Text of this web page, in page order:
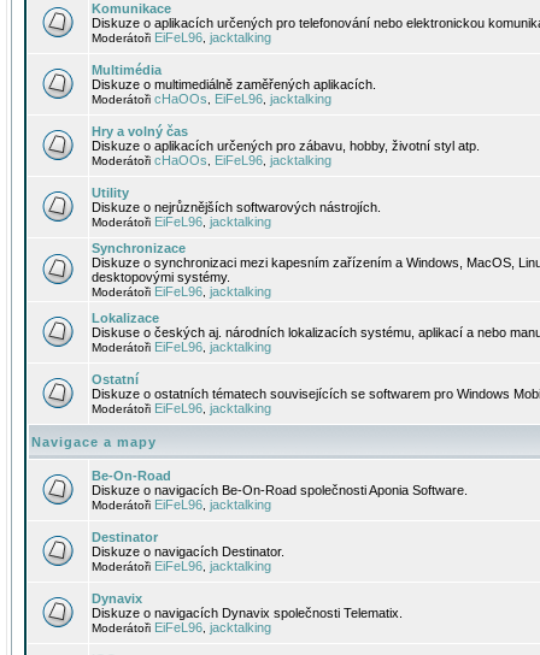
Komunikace
Diskuze o aplikacích určených pro telefonování nebo elektronickou
Moderátoři EiFeL96 jacktalking
Multimédia
Diskuze o multimediálně zaměřených aplikacích.
Moderátoři cHaOOs EiFeL96 jacktalking
Hry a volný čas
Diskuze o aplikacích určených pro zábavu, hobby, životní styl atp.
Moderátoři cHaOOs EiFeL96 jacktalking
Utility
Diskuze o nejrůznějších softwarových nástrojích.
Moderátoři EiFeL96 jacktalking
Synchronizace
Diskuze o synchronizaci mezi kapesním zařízením a Windows, MacOS,
desktopovými systémy.
Moderátoři EiFeL96 jacktalking
Lokalizace
Diskuse o českých aj. národních lokalizacích systému, aplikací a nebo
Moderátoři EiFeL96 jacktalking
Ostatní
Diskuze o ostatních tématech souvisejících se softwarem pro Windows
Moderátoři EiFeL96 jacktalking
Navigace a mapy
Be-On-Road
Diskuze o navigacích Be-On-Road společnosti Aponia Software.
Moderátoři EiFeL96 jacktalking
Destinator
Diskuze o navigacích Destinator.
Moderátoři EiFeL96 jacktalking
Dynavix
Diskuze o navigacích Dynavix společnosti Telematix.
Moderátoři EiFeL96 jacktalking